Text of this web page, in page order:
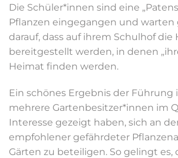
Die Schüler*innen sind eine
Pflanzen eingegangen und warten
darauf, dass auf ihrem Schulhof die
bereitgestellt werden, in denen
Heimat finden werden.
Ein schönes Ergebnis der Führung
mehrere Gartenbesitzer*innen im
Interesse gezeigt haben, sich an
empfohlener gefährdeter
Gärten zu beteiligen. So gelingt es,